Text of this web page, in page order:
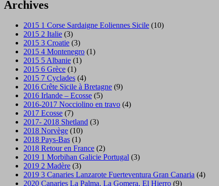
Archives
2015 1 Corse Sardaigne Eoliennes Sicile (10)
2015 2 Italie (3)
2015 3 Croatie (3)
2015 4 Montenegro (1)
2015 5 Albanie (1)
2015 6 Grèce (1)
2015 7 Cyclades (4)
2016 Crête Sicile à Bretagne (9)
2016 Irlande – Ecosse (5)
2016-2017 Nocciolino en travo (4)
2017 Ecosse (7)
2017- 2018 Shetland (3)
2018 Norvège (10)
2018 Pays-Bas (1)
2018 Retour en France (2)
2019 1 Morbihan Galicie Portugal (3)
2019 2 Madère (3)
2019 3 Canaries Lanzarote Fuerteventura Gran Canaria (4)
2020 Canaries La Palma, La Gomera, El Hierro (9)